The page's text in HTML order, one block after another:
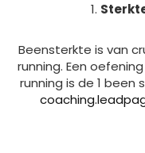
Beensterkte is van
running. Een
running is de 1 been